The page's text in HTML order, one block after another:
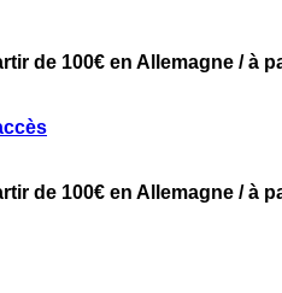
de 100€ en Allemagne / à
de 100€ en Allemagne / à